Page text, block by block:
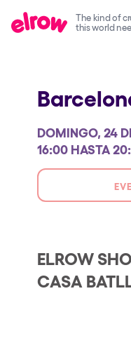
The kind of
this world
elrow Ibiza x
Snowrow
elrow Island
elrow Shop
Our Creative
Music
DOMINGO, 24
16:00 HASTA
ELROW
CASA